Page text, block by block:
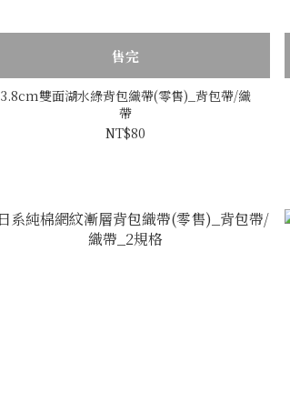
售完
3.8cm雙面湖水綠背包織帶(零售)_背包帶/織
帶
NT$80